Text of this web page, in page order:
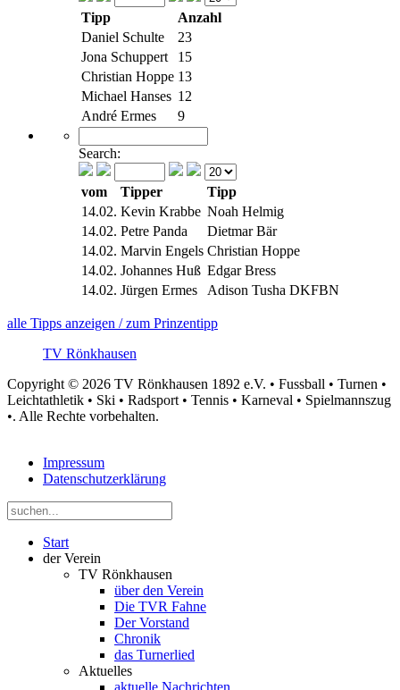
Tipp
Anzahl
Daniel Schulte
23
Jona Schuppert
15
Christian Hoppe 13
Michael Hanses 12
André Ermes
9
Search:
vom Tipper
Tipp
14.02. Kevin Krabbe Noah Helmig
14.02. Petre Panda
Dietmar Bär
14.02. Marvin Engels Christian Hoppe
14.02. Johannes Huß Edgar Bress
14.02. Jürgen Ermes Adison Tusha DKFBN
alle Tipps anzeigen / zum Prinzentipp
TV Rönkhausen
Copyright © 2026 TV Rönkhausen 1892 e.V. • Fussball • Turnen •
Leichtathletik • Ski • Radsport • Tennis • Karneval • Spielmannszug
•. Alle Rechte vorbehalten.
Impressum
Datenschutzerklärung
Start
der Verein
TV Rönkhausen
über den Verein
Die TVR Fahne
Der Vorstand
Chronik
das Turnerlied
Aktuelles
aktuelle Nachrichten